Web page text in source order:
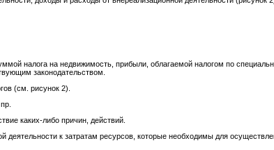
налога на недвижимость, прибыли, облагаемой налогом по
законодательством.
(см. рисунок 2).
каких-либо причин, действий.
деятельности к затратам ресурсов, которые необходимы для